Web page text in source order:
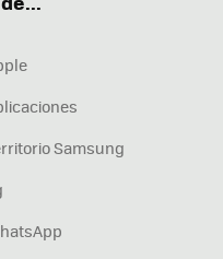
Samsung